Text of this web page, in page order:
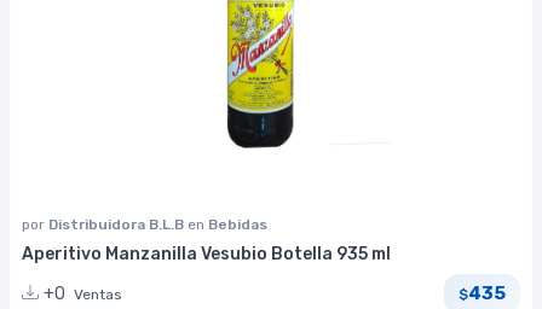
por Distribuidora B.L.B en Bebidas
Aperitivo Manzanilla Vesubio Botella 935 ml
+0 Ventas $435